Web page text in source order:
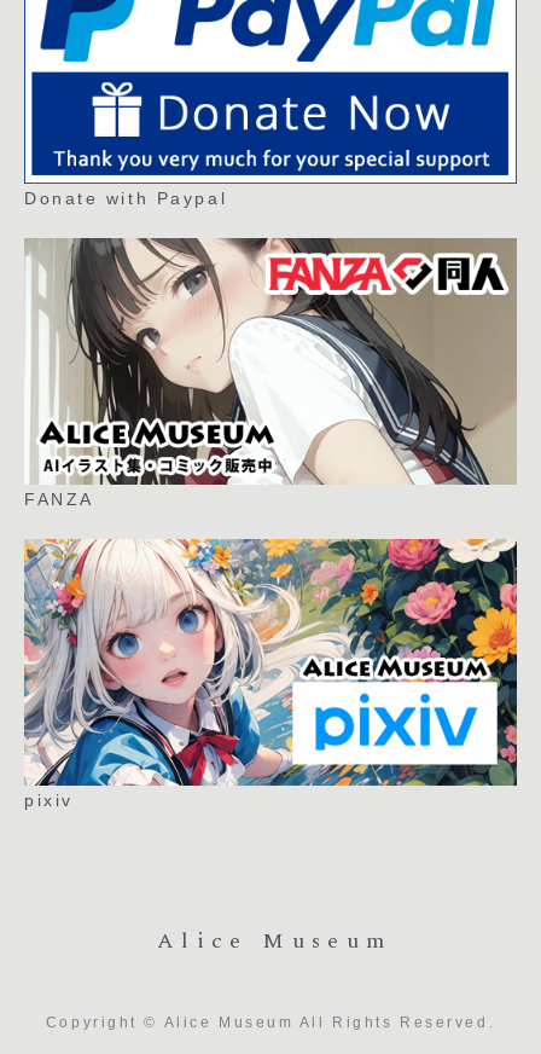
Donate with Paypal
FANZA
pixiv
Alice Museum
Copyright © Alice Museum All Rights Reserved.